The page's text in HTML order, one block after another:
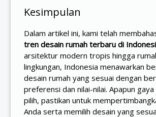
Kesimpulan
Dalam artikel ini, kami telah
tren desain rumah terbaru di
arsitektur modern tropis hingga
lingkungan, Indonesia menawarkan
desain rumah yang sesuai dengan
preferensi dan nilai-nilai. Apapun gaya
pilih, pastikan untuk
Anda serta memilih desain yang